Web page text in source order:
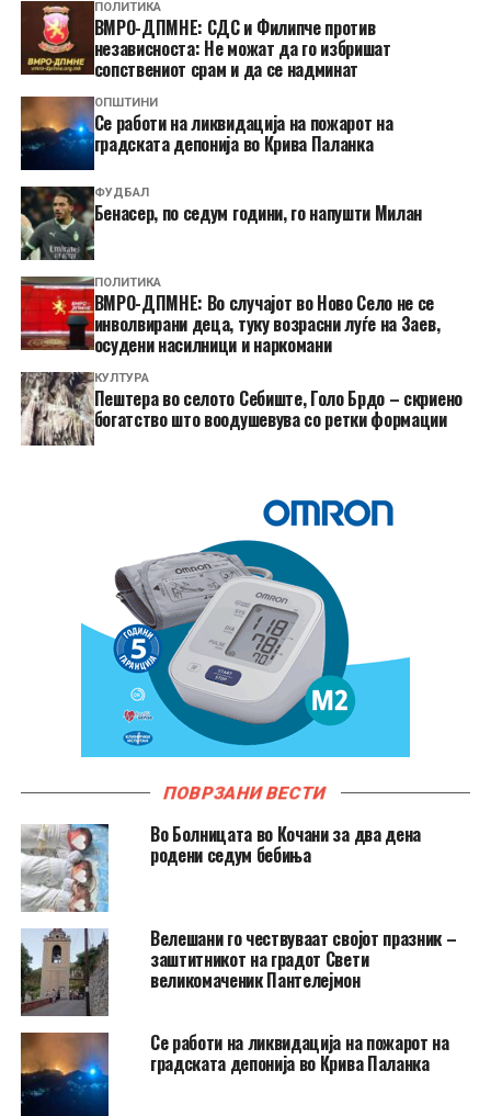
ПОЛИТИКА
ВМРО-ДПМНЕ: СДС и Филипче против
независноста: Не можат да го избришат
сопствениот срам и да се надминат
ОПШТИНИ
Се работи на ликвидација на пожарот на
градската депонија во Крива Паланка
ФУДБАЛ
Бенасер, по седум години, го напушти Милан
ПОЛИТИКА
ВМРО-ДПМНЕ: Во случајот во Ново Село не се
инволвирани деца, туку возрасни луѓе на Заев,
осудени насилници и наркомани
КУЛТУРА
Пештера во селото Себиште, Голо Брдо – скриено
богатство што воодушевува со ретки формации
ПОВРЗАНИ ВЕСТИ
Во Болницата во Кочани за два дена
родени седум бебиња
Велешани го чествуваат својот празник –
заштитникот на градот Свети
великомаченик Пантелејмон
Се работи на ликвидација на пожарот на
градската депонија во Крива Паланка